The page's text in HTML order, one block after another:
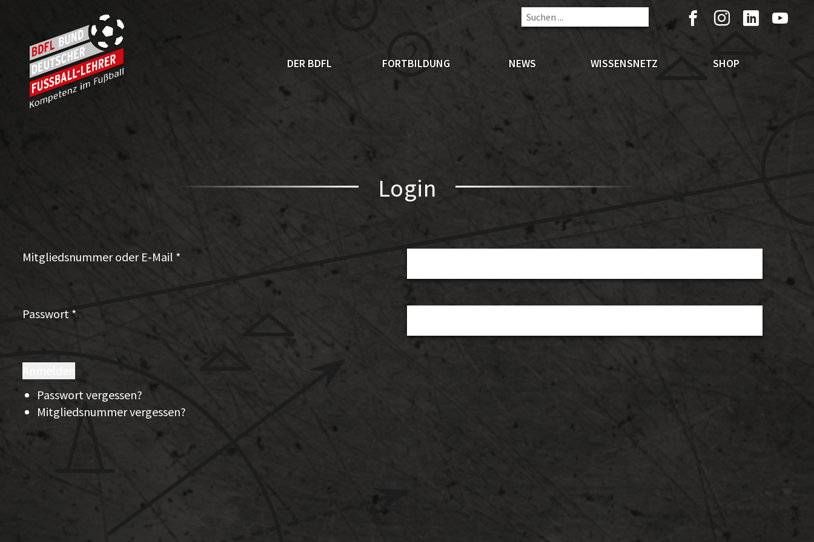
DER BDFL FORTBILDUNG NEWS WISSENSNETZ SHOP
Login
Mitgliedsnummer oder E-Mail *
Passwort *
Passwort vergessen?
Mitgliedsnummer vergessen?